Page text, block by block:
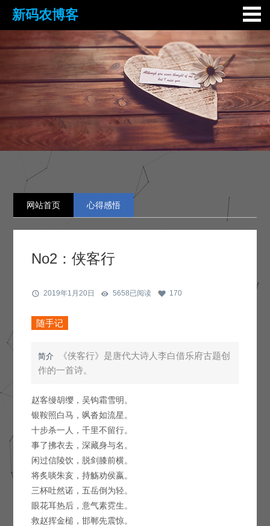
新码农博客
网站首页 心得感悟
No2：侠客行
2019年1月20日 5658已阅读 170
随手记
简介
《侠客行》是唐代大诗人李白借乐府古题创
作的一首诗。
赵客缦胡缨，吴钩霜雪明。
银鞍照白马，飒沓如流星。
十步杀一人，千里不留行。
事了拂衣去，深藏身与名。
闲过信陵饮，脱剑膝前横。
将炙啖朱亥，持觞劝侯嬴。
三杯吐然诺，五岳倒为轻。
眼花耳热后，意气素霓生。
救赵挥金槌，邯郸先震惊。